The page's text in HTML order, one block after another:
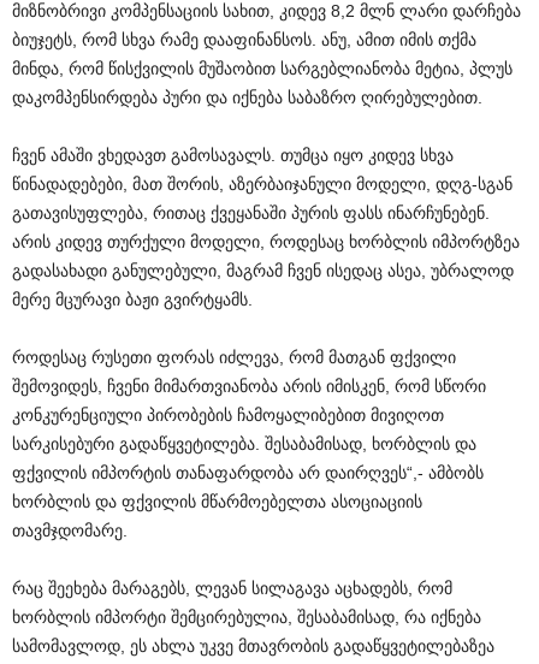
მიზნობრივი კომპენსაციის სახით, კიდევ 8,2 მლნ ლარი დარჩება
ბიუჯეტს, რომ სხვა რამე დააფინანსოს. ანუ, ამით იმის თქმა
მინდა, რომ წისქვილის მუშაობით სარგებლიანობა მეტია, პლუს
დაკომპენსირდება პური და იქნება საბაზრო ღირებულებით.
ჩვენ ამაში ვხედავთ გამოსავალს. თუმცა იყო კიდევ სხვა
წინადადებები, მათ შორის, აზერბაიჯანული მოდელი, დღგ-სგან
გათავისუფლება, რითაც ქვეყანაში პურის ფასს ინარჩუნებენ.
არის კიდევ თურქული მოდელი, როდესაც ხორბლის იმპორტზეა
გადასახადი განულებული, მაგრამ ჩვენ ისედაც ასეა, უბრალოდ
მერე მცურავი ბაჟი გვირტყამს.
როდესაც რუსეთი ფორას იძლევა, რომ მათგან ფქვილი
შემოვიდეს, ჩვენი მიმართვიანობა არის იმისკენ, რომ სწორი
კონკურენციული პირობების ჩამოყალიბებით მივიღოთ
სარკისებური გადაწყვეტილება. შესაბამისად, ხორბლის და
ფქვილის იმპორტის თანაფარდობა არ დაირღვეს“,- ამბობს
ხორბლის და ფქვილის მწარმოებელთა ასოციაციის
თავმჯდომარე.
რაც შეეხება მარაგებს, ლევან სილაგავა აცხადებს, რომ
ხორბლის იმპორტი შემცირებულია, შესაბამისად, რა იქნება
სამომავლოდ, ეს ახლა უკვე მთავრობის გადაწყვეტილებაზეა